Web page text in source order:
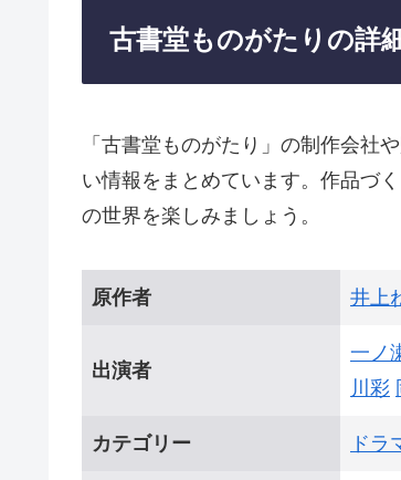
古書堂ものがたりの詳
「古書堂ものがたり」の制作会社
い情報をまとめています。作品づ
の世界を楽しみましょう。
原作者 井上
出演者
一ノ
川彩
カテゴリー ドラ